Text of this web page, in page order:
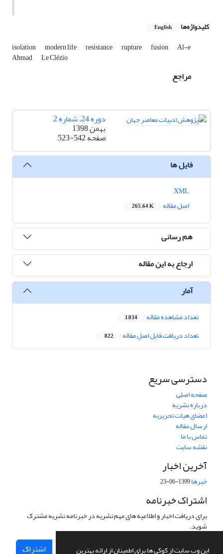
این وب سایت از کوکی ها برای اطمینان از ارائه بهترین
کلیدواژه‌ها English
isolation modern life resistance rupture fusion Al-e
Ahmad Le Clézio
مراجع
دوره 24، شماره 2
بهمن 1398
صفحه523-542
فایل ها
اصل مقاله
265.64 K
هم رسانی
ارجاع به این مقاله
آمار
تعداد مشاهده مقاله 1,034
تعداد دریافت فایل اصل مقاله 822
دسترسی سریع
صفحه اصلی
درباره نشریه
اعضای هیات تحریریه
ارسال مقاله
تماس با ما
نقشه سایت
آخرین اخبار
خبرها1399-06-23
اشتراک خبرنامه
برای دریافت اخبار و اطلاعیه های مهم نشریه در خبرنامه نشریه مشترک
شوید.
اشتراک